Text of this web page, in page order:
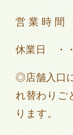
営 業 時 間
休業日 ・
◎店舗入口
れ替わりご
ります。